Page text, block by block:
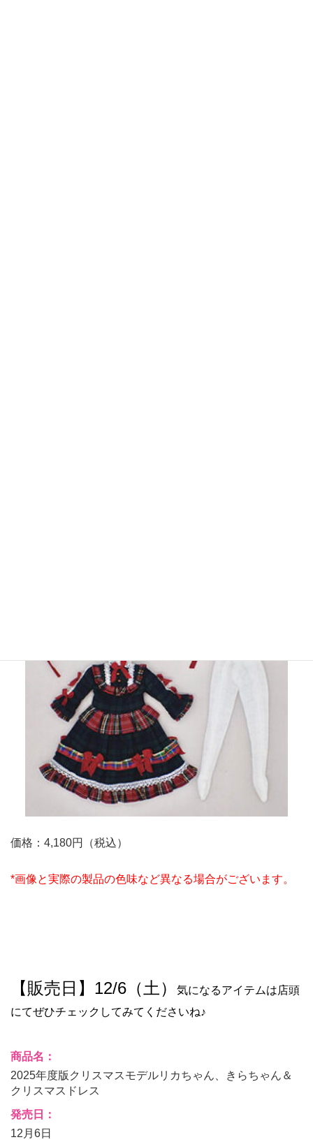
価格：4,180円（税込）
*画像と実際の製品の色味など異なる場合がございます。
【販売日】12/6（土）
気になるアイテムは店頭
にてぜひチェックしてみてくださいね♪
商品名：
2025年度版クリスマスモデルリカちゃん、きらちゃん＆
クリスマスドレス
発売日：
12月6日